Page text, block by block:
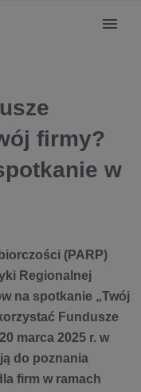
firmy?
w
(PARP)
Regionalnej
na spotkanie „Twój
Fundusze
marca 2025 r. w
do poznania
firm w ramach